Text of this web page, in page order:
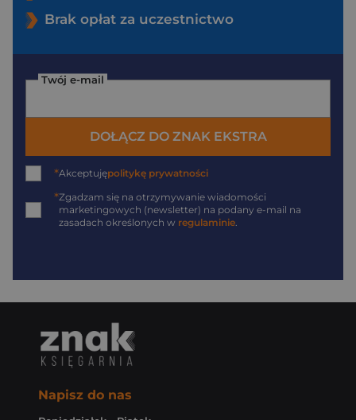
Brak opłat za uczestnictwo
Twój e-mail
DOŁĄCZ DO ZNAK EKSTRA
*Akceptujępolitykę prywatności
*Zgadzam się na otrzymywanie wiadomości
marketingowych (newsletter) na podany e-mail na
zasadach określonych w regulaminie
Napisz do nas